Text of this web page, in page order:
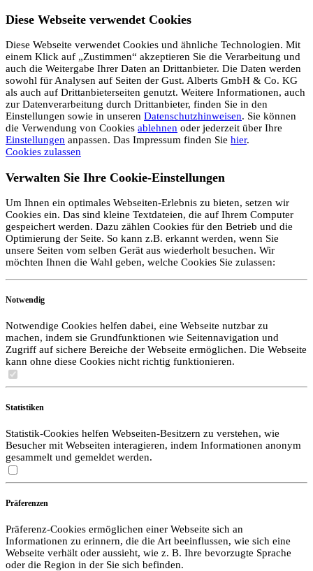
Diese Webseite verwendet Cookies
Diese Webseite verwendet Cookies und ähnliche Technologien. Mit
einem Klick auf „Zustimmen“ akzeptieren Sie die Verarbeitung und
auch die Weitergabe Ihrer Daten an Drittanbieter. Die Daten werden
sowohl für Analysen auf Seiten der Gust. Alberts GmbH & Co. KG
als auch auf Drittanbieterseiten genutzt. Weitere Informationen, auch
zur Datenverarbeitung durch Drittanbieter, finden Sie in den
Einstellungen sowie in unseren Datenschutzhinweisen. Sie können
die Verwendung von Cookies ablehnen oder jederzeit über Ihre
Einstellungen anpassen. Das Impressum finden Sie hier.
Cookies zulassen
Verwalten Sie Ihre Cookie-Einstellungen
Um Ihnen ein optimales Webseiten-Erlebnis zu bieten, setzen wir
Cookies ein. Das sind kleine Textdateien, die auf Ihrem Computer
gespeichert werden. Dazu zählen Cookies für den Betrieb und die
Optimierung der Seite. So kann z.B. erkannt werden, wenn Sie
unsere Seiten vom selben Gerät aus wiederholt besuchen. Wir
möchten Ihnen die Wahl geben, welche Cookies Sie zulassen:
Notwendig
Notwendige Cookies helfen dabei, eine Webseite nutzbar zu
machen, indem sie Grundfunktionen wie Seitennavigation und
Zugriff auf sichere Bereiche der Webseite ermöglichen. Die Webseite
kann ohne diese Cookies nicht richtig funktionieren.
Statistiken
Statistik-Cookies helfen Webseiten-Besitzern zu verstehen, wie
Besucher mit Webseiten interagieren, indem Informationen anonym
gesammelt und gemeldet werden.
Präferenzen
Präferenz-Cookies ermöglichen einer Webseite sich an
Informationen zu erinnern, die die Art beeinflussen, wie sich eine
Webseite verhält oder aussieht, wie z. B. Ihre bevorzugte Sprache
oder die Region in der Sie sich befinden.